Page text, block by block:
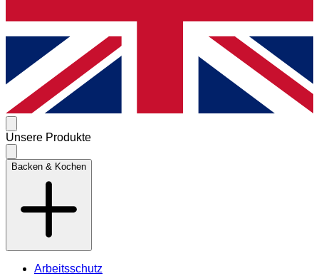
Unsere Produkte
Backen & Kochen
Arbeitsschutz